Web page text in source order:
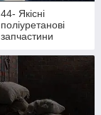
44- Якісні
поліуретанові
запчастини